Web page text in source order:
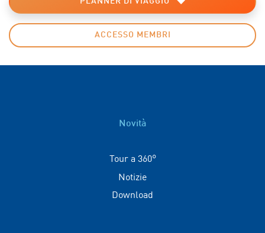
ACCESSO MEMBRI
Novità
Tour a 360°
Notizie
Download